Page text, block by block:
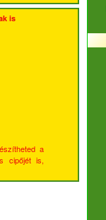
is
a
cipőjét is,